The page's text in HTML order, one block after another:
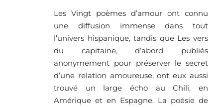
Les Vingt poèmes d’amour ont connu
une diffusion immense dans tout
l’univers hispanique, tandis que Les vers
du capitaine, d’abord publiés
anonymement pour préserver le secret
d’une relation amoureuse, ont eux aussi
trouvé un large écho au Chili, en
Amérique et en Espagne. La poésie de